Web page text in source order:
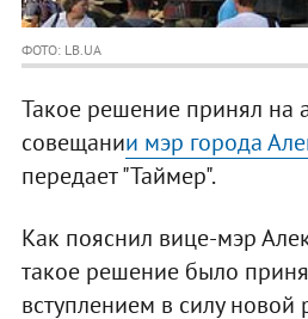
ФОТО: LB.UA
Такое решение принял на
совещании мэр города
передает "Таймер".
Как пояснил вице-мэр
такое решение было
вступлением в силу